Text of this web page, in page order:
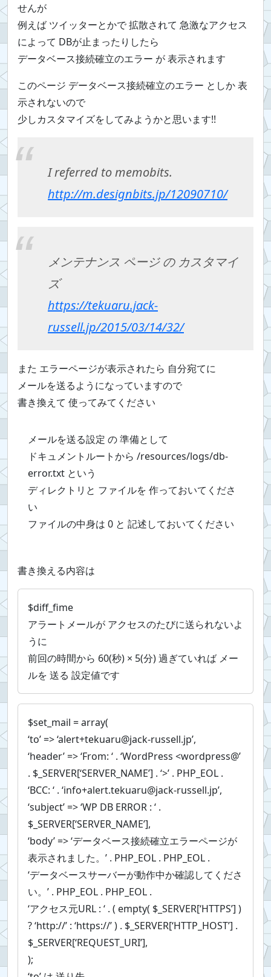
せんが
例えば ツイッターとかで 拡散されて 急激なアクセス
によって DBが止まったりしたら
データベース接続確立のエラー が 表示されます
このページ データベース接続確立のエラー としか 表
示されないので
少しカスタマイズをしてみようかと思います!!
I referred to memobits.
http://m.designbits.jp/12090710/
メンテナンス ページ の カスタマイ
ズ
https://tekuaru.jack-
russell.jp/2015/03/14/32/
また エラーページが表示されたら 自分宛てに
メールを送るようになっていますので
書き換えて 使ってみてください
メールを送る設定 の 準備として
ドキュメントルートから /resources/logs/db-
error.txt という
ディレクトリと ファイルを 作っておいてくださ
い
ファイルの中身は 0 と 記述しておいてください
書き換える内容は
$diff_fime
アラートメールが アクセスのたびに送られないよ
うに
前回の時間から 60(秒) × 5(分) 過ぎていれば メー
ルを 送る 設定値です
$set_mail = array(
‘to’ => ‘alert+tekuaru@jack-russell.jp’,
‘header’ => ‘From: ‘ . ‘WordPress <wordpress@’
. $_SERVER[‘SERVER_NAME’] . ‘>’ . PHP_EOL .
‘BCC: ‘ . ‘info+alert.tekuaru@jack-russell.jp’,
‘subject’ => ‘WP DB ERROR : ‘ .
$_SERVER[‘SERVER_NAME’],
‘body’ => ‘データベース接続確立エラーページが
表示されました。’ . PHP_EOL . PHP_EOL .
‘データベースサーバーが動作中か確認してくださ
い。’ . PHP_EOL . PHP_EOL .
‘アクセス元URL : ‘ . ( empty( $_SERVER[‘HTTPS’] )
? ‘http://’ : ‘https://’ ) . $_SERVER[‘HTTP_HOST’] .
$_SERVER[‘REQUEST_URI’],
);